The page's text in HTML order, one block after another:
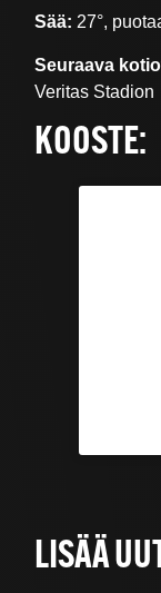
Sää: 27°,
Seuraava
Veritas Stadion
KOOSTE:
LISÄÄ